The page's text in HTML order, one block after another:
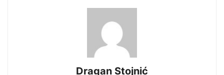
Dragan Stojnić